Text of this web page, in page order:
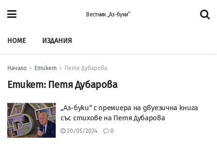
Вестник „Аз-буки”
HOME ИЗДАНИЯ
Начало Етикет Петя Дубарова
Етикет: Петя Дубарова
„Аз-буки“ с премиера на двуезична книга
със стихове на Петя Дубарова
20/05/2024 0